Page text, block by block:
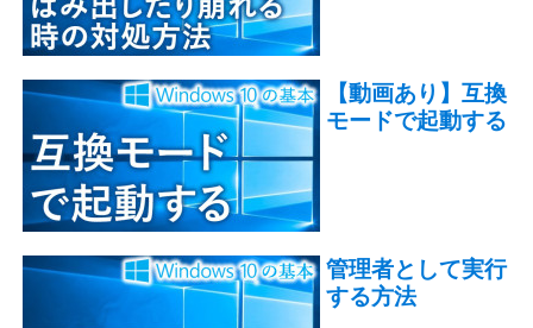
【動画あり】互換
モードで起動する
管理者として実行
する方法